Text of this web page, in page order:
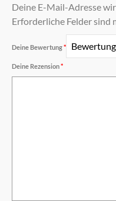
Deine E-Mail-Adresse
Erforderliche Felder sind
Deine Bewertung*
Deine Rezension*